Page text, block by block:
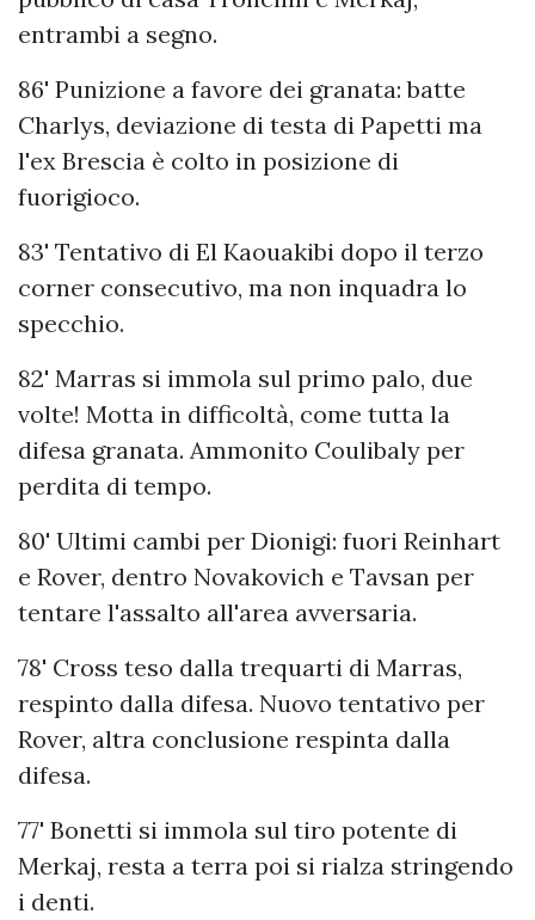
entrambi a segno.
86' Punizione a favore dei granata: batte
Charlys, deviazione di testa di Papetti ma
l'ex Brescia è colto in posizione di
fuorigioco.
83' Tentativo di El Kaouakibi dopo il terzo
corner consecutivo, ma non inquadra lo
specchio.
82' Marras si immola sul primo palo, due
volte! Motta in difficoltà, come tutta la
difesa granata. Ammonito Coulibaly per
perdita di tempo.
80' Ultimi cambi per Dionigi: fuori Reinhart
e Rover, dentro Novakovich e Tavsan per
tentare l'assalto all'area avversaria.
78' Cross teso dalla trequarti di Marras,
respinto dalla difesa. Nuovo tentativo per
Rover, altra conclusione respinta dalla
difesa.
77' Bonetti si immola sul tiro potente di
Merkaj, resta a terra poi si rialza stringendo
i denti.